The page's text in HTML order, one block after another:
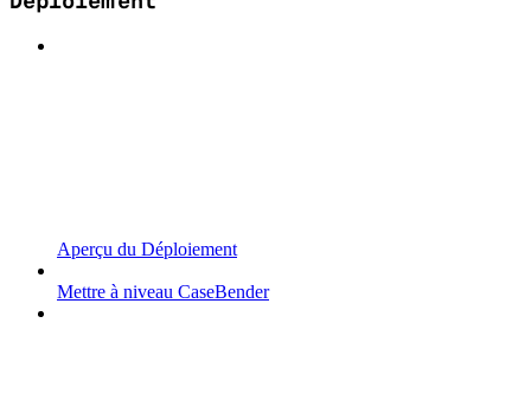
Aperçu du Déploiement
Mettre à niveau CaseBender